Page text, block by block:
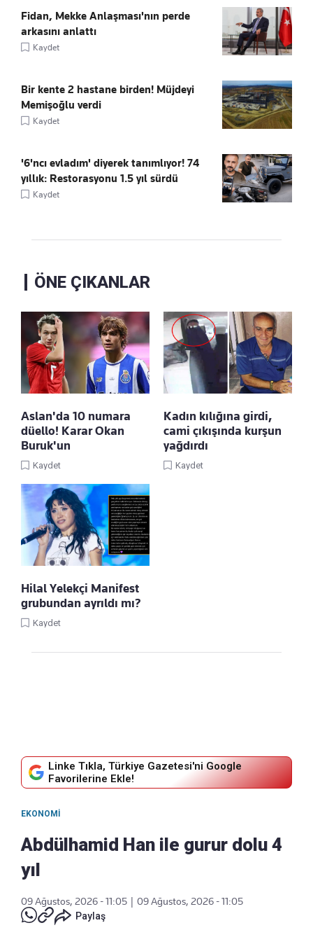
Fidan, Mekke Anlaşması'nın perde
arkasını anlattı
Kaydet
Bir kente 2 hastane birden! Müjdeyi
Memişoğlu verdi
Kaydet
'6'ncı evladım' diyerek tanımlıyor! 74
yıllık: Restorasyonu 1.5 yıl sürdü
Kaydet
ÖNE ÇIKANLAR
Aslan'da 10 numara
düello! Karar Okan
Buruk'un
Kaydet
Kadın kılığına girdi,
cami çıkışında kurşun
yağdırdı
Kaydet
Hilal Yelekçi Manifest
grubundan ayrıldı mı?
Kaydet
Linke Tıkla, Türkiye Gazetesi'ni Google
Favorilerine Ekle!
EKONOMI
Abdülhamid Han ile gurur dolu 4
yıl
09 Ağustos, 2026 - 11:05
09 Ağustos, 2026 - 11:05
Paylaş